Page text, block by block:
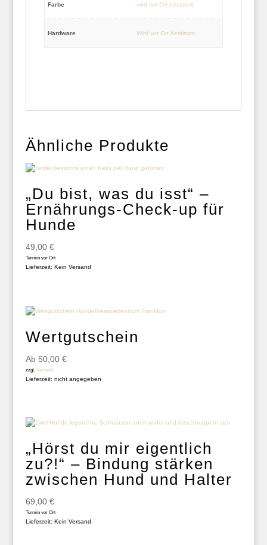
Farbe wird vor Ort bestimmt
Hardware Wird vor Ort bestimmt
Ähnliche Produkte
„Du bist, was du isst“ –
Ernährungs-Check-up für
Hunde
49,00 €
Termin vor Ort
Lieferzeit: Kein Versand
Wertgutschein
Ab 50,00 €
zzgl. Versand
Lieferzeit: nicht angegeben
„Hörst du mir eigentlich
zu?!“ – Bindung stärken
zwischen Hund und Halter
69,00 €
Termin vor Ort
Lieferzeit: Kein Versand